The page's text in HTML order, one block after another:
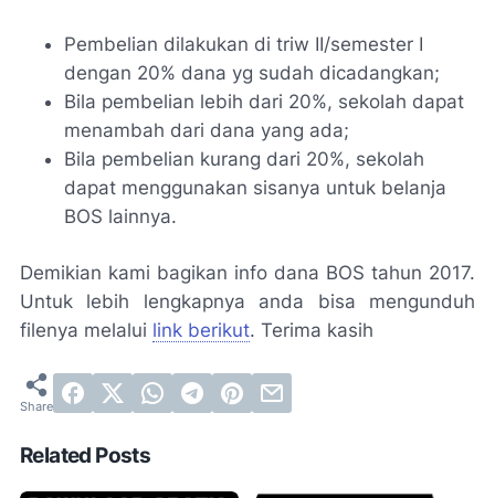
Pembelian dilakukan di triw II/semester I
dengan 20% dana yg sudah dicadangkan;
Bila pembelian lebih dari 20%, sekolah dapat
menambah dari dana yang ada;
Bila pembelian kurang dari 20%, sekolah
dapat menggunakan sisanya untuk belanja
BOS lainnya.
Demikian kami bagikan info dana BOS tahun 2017.
Untuk lebih lengkapnya anda bisa mengunduh
filenya melalui link berikut. Terima kasih
Related Posts